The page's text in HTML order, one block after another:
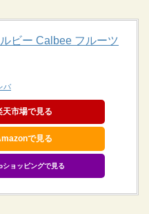
ビー Calbee フルーツ
バ
天市場で見る
で見る
ショッピングで見る